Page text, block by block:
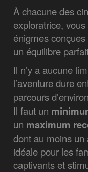
À chacune des
exploratrice,
énigmes
un équilibre
Il n’y a aucune
l’aventure dure
parcours d’environ
Il faut un
un maximum
dont au moins un
idéale pour les
captivants et